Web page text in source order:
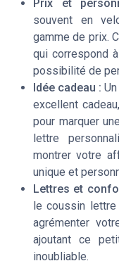
Prix et
souvent en
gamme de prix.
qui correspond
possibilité de
Idée cadeau :
excellent
pour marquer
lettre
montrer votre
unique et
Lettres et
le coussin
agrémenter
ajoutant ce
inoubliable.